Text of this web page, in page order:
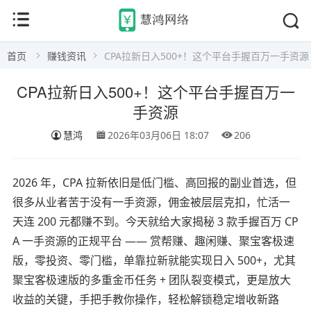
首页 赚钱资讯 CPA拉新日入500+！这个平台手握百万一手资源
CPA拉新日入500+！这个平台手握百万一
手资源
慧鸿 2026年03月06日 18:07 206
2026 年，CPA 拉新依旧是低门槛、高回报的副业首选，但
很多从业者苦于没有一手资源，佣金被层层克扣，忙活一
天连 200 元都赚不到。今天就给大家揭秘 3 款手握百万 CP
A 一手资源的正规平台 —— 赏帮赚、趣闲赚、聚宝客极速
版，零投资、零门槛，单靠拉新就能实现日入 500+，尤其
聚宝客极速版的多重金币任务 + 团队裂变模式，更是放大
收益的关键，手把手教你操作，轻松解锁稳定增收新路